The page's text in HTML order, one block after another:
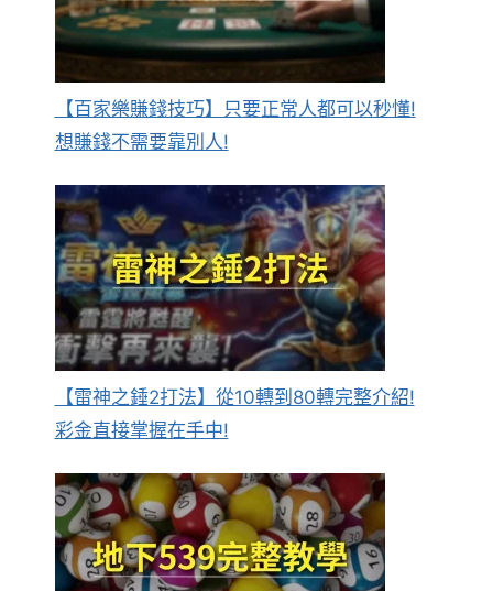
【百家樂賺錢技巧】只要正常人都可以秒懂!
想賺錢不需要靠別人!
【雷神之錘2打法】從10轉到80轉完整介紹!
彩金直接掌握在手中!